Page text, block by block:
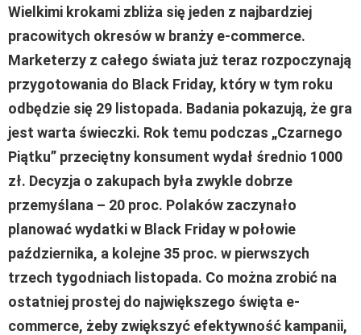
Wielkimi krokami zbliża się jeden z najbardziej
pracowitych okresów w branży e-commerce.
Marketerzy z całego świata już teraz rozpoczynają
przygotowania do Black Friday, który w tym roku
odbędzie się 29 listopada. Badania pokazują, że gra
jest warta świeczki. Rok temu podczas „Czarnego
Piątku” przeciętny konsument wydał średnio 1000
zł. Decyzja o zakupach była zwykle dobrze
przemyślana – 20 proc. Polaków zaczynało
planować wydatki w Black Friday w połowie
października, a kolejne 35 proc. w pierwszych
trzech tygodniach listopada. Co można zrobić na
ostatniej prostej do największego święta e-
commerce, żeby zwiększyć efektywność kampanii,